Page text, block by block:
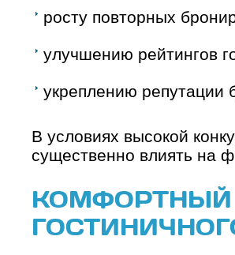
росту повторных
улучшению рейтингов
укреплению репутации
В условиях высокой
существенно влиять на
КОМФОРТНЫЙ